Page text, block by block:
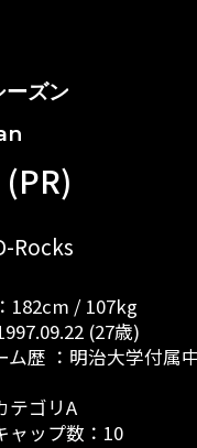
ズン
Rocks
182cm / 107kg
(27歳)
ム歴 ：明治大学付属
テゴリA
ャップ数：10